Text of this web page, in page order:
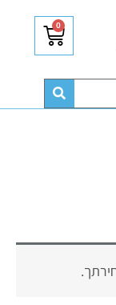
0
עגלת
קניות